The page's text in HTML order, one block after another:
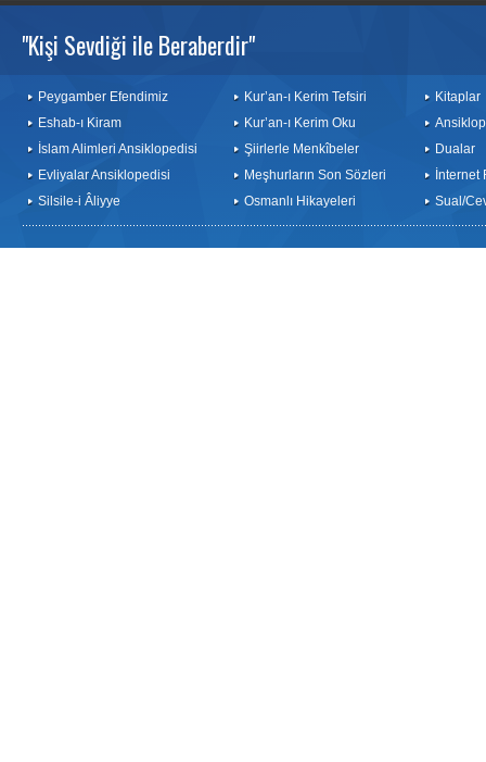
"Kişi Sevdiği ile Beraberdir"
Peygamber Efendimiz
Eshab-ı Kiram
İslam Alimleri Ansiklopedisi
Evliyalar Ansiklopedisi
Silsile-i Âliyye
Kur’an-ı Kerim Tefsiri
Kur’an-ı Kerim Oku
Şiirlerle Menkîbeler
Meşhurların Son Sözleri
Osmanlı Hikayeleri
Kitaplar
Dualar
İnternet
Sual/